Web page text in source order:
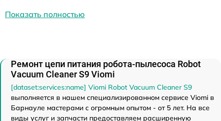
Показать полностью
Ремонт цепи питания робота-пылесоса Robot
Vacuum Cleaner S9 Viomi
[dataset:services:name] Viomi Robot Vacuum Cleaner S9
выполняется в нашем специализированном сервисе Viomi в
Барнауле мастерами с огромным опытом - от 5 лет. На все
виды услуг и запчасти предоставляем расширенную